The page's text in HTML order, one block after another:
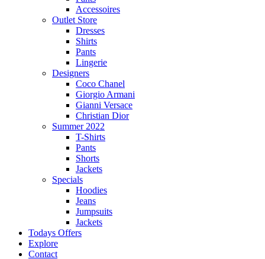
Accessoires
Outlet Store
Dresses
Shirts
Pants
Lingerie
Designers
Coco Chanel
Giorgio Armani
Gianni Versace
Christian Dior
Summer 2022
T-Shirts
Pants
Shorts
Jackets
Specials
Hoodies
Jeans
Jumpsuits
Jackets
Todays Offers
Explore
Contact